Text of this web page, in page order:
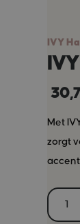
IVY
Met
zorgt
haar